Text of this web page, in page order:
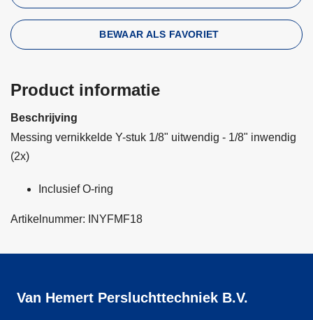
BEWAAR ALS FAVORIET
Product informatie
Beschrijving
Messing vernikkelde Y-stuk 1/8" uitwendig - 1/8" inwendig
(2x)
Inclusief O-ring
Artikelnummer: INYFMF18
Van Hemert Persluchttechniek B.V.